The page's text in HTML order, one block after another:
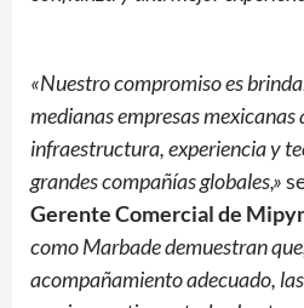
«Nuestro compromiso es
medianas empresas mexicanas
infraestructura, experiencia y
grandes compañías globales,»
Gerente Comercial de
como Marbade demuestran
acompañamiento adecuado,